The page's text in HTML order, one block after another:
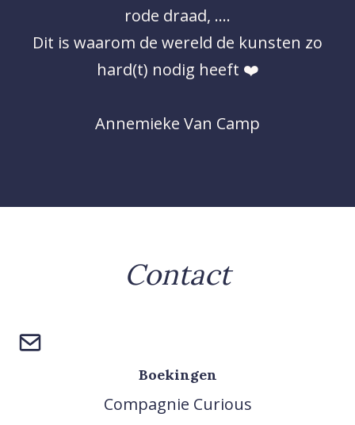
rode draad, ….
Dit is waarom de wereld de kunsten zo
hard(t) nodig heeft ❤️
Annemieke Van Camp
Contact
Boekingen
Compagnie Curious